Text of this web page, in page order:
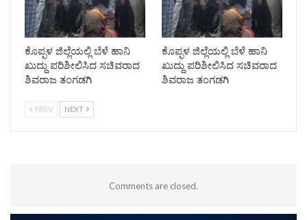
ಕೊಪ್ಫಳ ಜಿಲ್ಲೆಯಲ್ಲಿ ಬೆಳೆ ಹಾನಿ
ಖುದ್ದು ಪರಿಶೀಲಿಸಿದ ಸಚಿವರಾದ
ಶಿವರಾಜ ತಂಗಡಗಿ
ಕೊಪ್ಫಳ ಜಿಲ್ಲೆಯಲ್ಲಿ ಬೆಳೆ ಹಾನಿ
ಖುದ್ದು ಪರಿಶೀಲಿಸಿದ ಸಚಿವರಾದ
ಶಿವರಾಜ ತಂಗಡಗಿ
PREV NEXT
Comments are closed.